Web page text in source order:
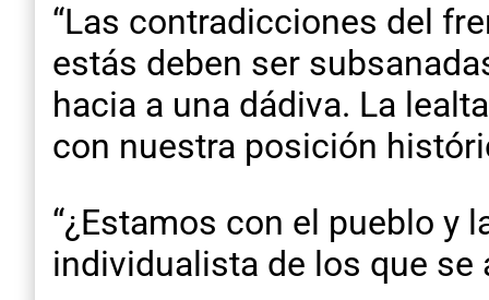
“Las contradicciones del
estás deben ser
hacia a una dádiva. La
con nuestra posición
“¿Estamos con el pueblo y
individualista de los que se